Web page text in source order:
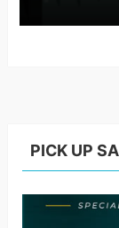
PICK UP